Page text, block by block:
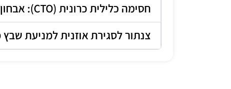
חסימה כלילית כרונית (CTO): אבחון וטיפול
צנתור לסגירת אוזנית למניעת שבץ